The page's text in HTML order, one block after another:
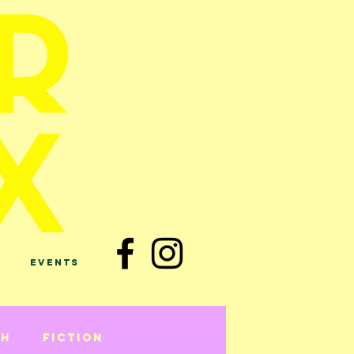
Events
Fiction